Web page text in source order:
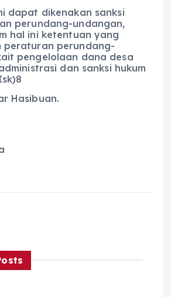
dapat dikenakan sanksi
perundang-undangan,
hal ini ketentuan yang
peraturan perundang-
pengelolaan dana desa
dan sanksi hukum
Hasibuan.